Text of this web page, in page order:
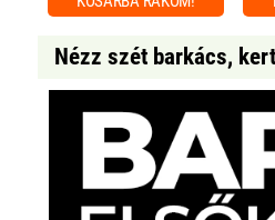
Nézz szét barkács,